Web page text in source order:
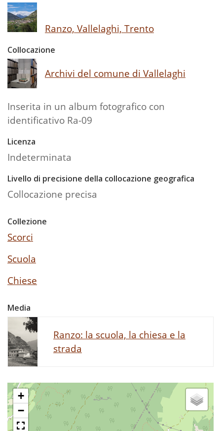
Ranzo, Vallelaghi, Trento
Collocazione
Archivi del comune di Vallelaghi
Inserita in un album fotografico con
identificativo Ra-09
Licenza
Indeterminata
Livello di precisione della collocazione geografica
Collocazione precisa
Collezione
Scorci
Scuola
Chiese
Media
Ranzo: la scuola, la chiesa e la
strada
+
−